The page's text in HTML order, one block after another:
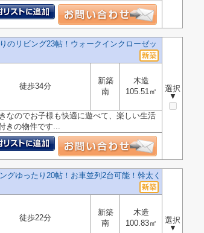
のリビング23帖！ウォークインクローゼッ
選択
▼
徒歩34分
新築
南
木造
105.51㎡
なのでお子様も快適に遊べて、楽しい生活
きの物件です...
グゆったり20帖！お車並列2台可能！幹太く
選択
▼
徒歩22分
新築
南
木造
100.83㎡